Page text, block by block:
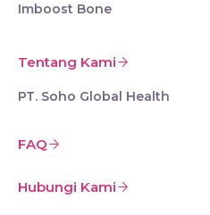
Imboost Bone
Tentang Kami
PT. Soho Global Health
FAQ
Hubungi Kami